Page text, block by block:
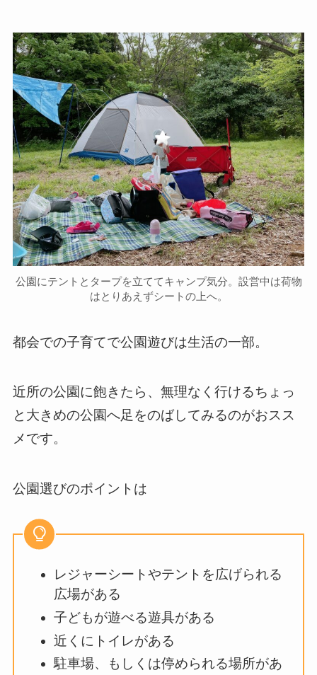
公園にテントとタープを立ててキャンプ気分。設営中は荷物
はとりあえずシートの上へ。
都会での子育てで公園遊びは生活の一部。
近所の公園に飽きたら、無理なく行けるちょっ
と大きめの公園へ足をのばしてみるのがおスス
メです。
公園選びのポイントは
レジャーシートやテントを広げられる
広場がある
子どもが遊べる遊具がある
近くにトイレがある
駐車場、もしくは停められる場所があ